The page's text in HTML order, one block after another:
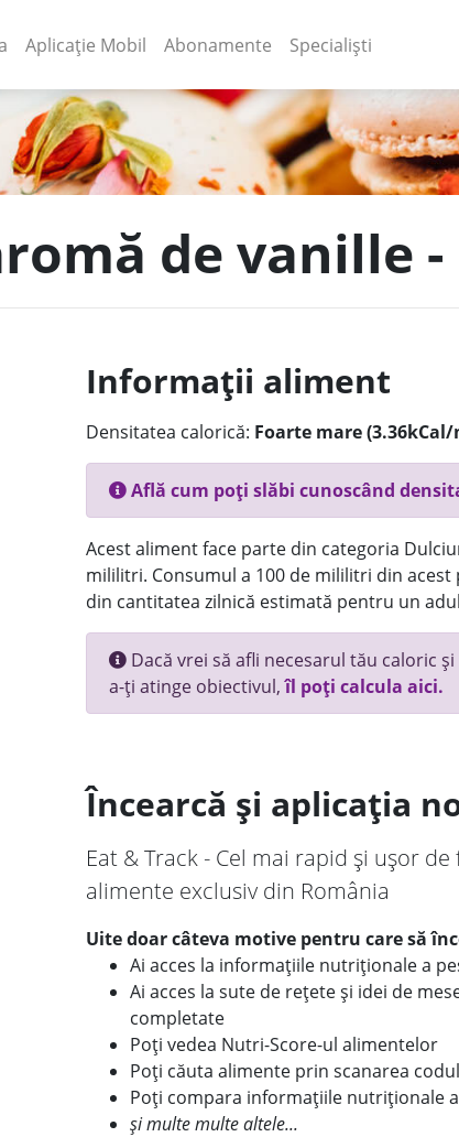
(current)
Aplicație Mobil (current)
Abonamente Specialiști
de vanille
Informații aliment
Densitatea calorică: Foarte mare
Află cum poți slăbi cunoscând
Acest aliment face parte din categoria
mililitri. Consumul a 100 de mililitri din
din cantitatea zilnică estimată pentru un
Dacă vrei să afli necesarul tău caloric
a-ți atinge obiectivul,îl poți calcula aici.
Încearcă și aplicația
Eat & Track - Cel mai rapid și ușor
alimente exclusiv din România
Uite doar câteva motive pentru care să
Ai acces la informațiile nutriționale a
Ai acces la sute de rețete și idei de
completate
Poți vedea Nutri-Score-ul alimentelor
Poți căuta alimente prin scanarea
Poți compara informațiile nutriționale
și multe multe altele...